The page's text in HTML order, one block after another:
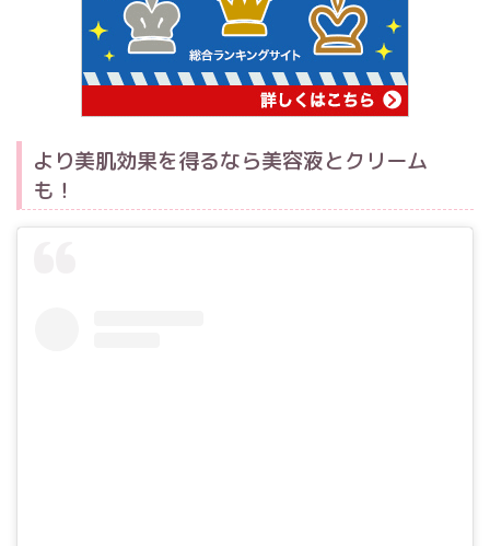
より美肌効果を得るなら美容液とクリーム
も！